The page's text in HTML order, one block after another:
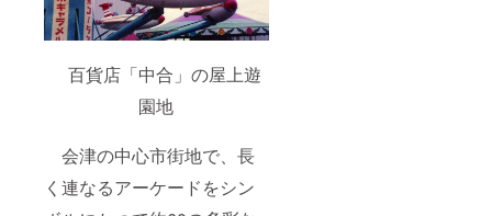
百貨店「中合」の屋上遊
園地
会津の中心市街地で、長
く連なるアーケードをシン